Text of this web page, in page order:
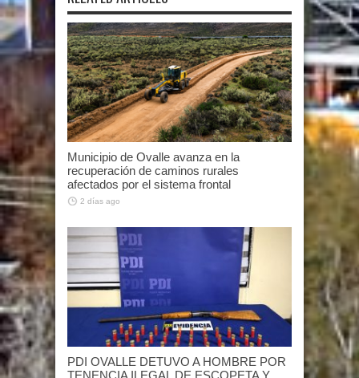
Municipio de Ovalle avanza en la
recuperación de caminos rurales
afectados por el sistema frontal
2 días ago
PDI OVALLE DETUVO A HOMBRE POR